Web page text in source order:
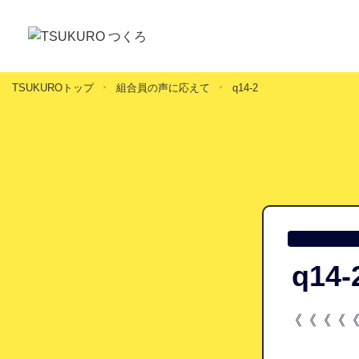
TSUKUROトップ 組合員の声に応えて q14-2
q14-
《《《《